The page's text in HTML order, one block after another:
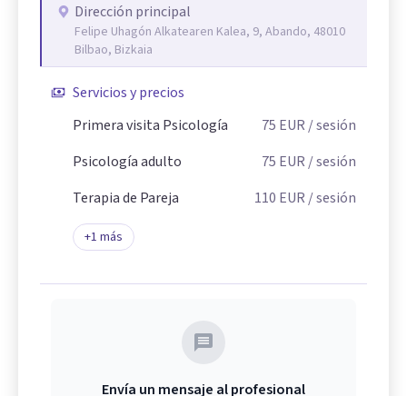
Dirección principal
Felipe Uhagón Alkatearen Kalea, 9, Abando, 48010
Bilbao, Bizkaia
Servicios y precios
Primera visita Psicología
75 EUR / sesión
Psicología adulto
75 EUR / sesión
Terapia de Pareja
110 EUR / sesión
+1 más
Envía un mensaje al profesional